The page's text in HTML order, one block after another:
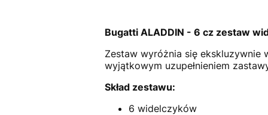
Bugatti ALADDIN - 6 cz zestaw
Zestaw wyróżnia się ekskluzywnie
wyjątkowym uzupełnieniem
Skład zestawu:
6 widelczyków